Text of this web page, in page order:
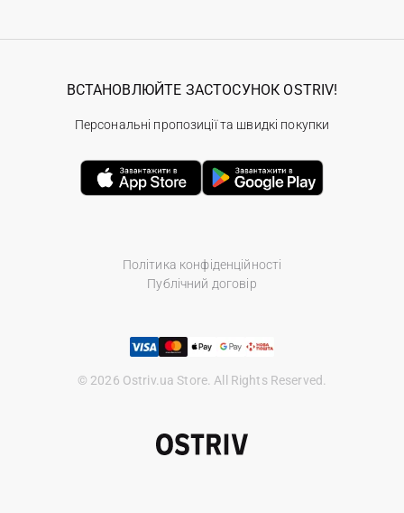
Політика конфіденційності
Публічний договір
© 2026 Ostriv.ua Store. All Rights Reserved.
ВСТАНОВЛЮЙТЕ ЗАСТОСУНОК OSTRIV!
Персональні пропозиції та швидкі покупки